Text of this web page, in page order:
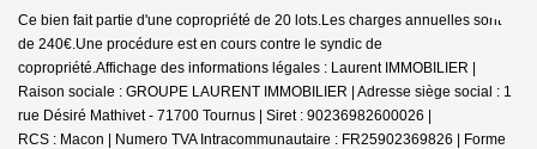
Ce bien fait partie d'une copropriété de 20 lots.Les charges annuelles sont
de 240€.Une procédure est en cours contre le syndic de
copropriété.Affichage des informations légales : Laurent IMMOBILIER |
Raison sociale : GROUPE LAURENT IMMOBILIER | Adresse siège social : 1
rue Désiré Mathivet - 71700 Tournus | Siret : 90236982600026 |
RCS : Macon | Numero TVA Intracommunautaire : FR25902369826 | Forme